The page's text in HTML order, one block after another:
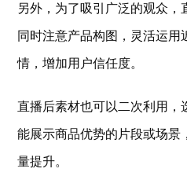
另外，为了吸引广泛的观众，
同时注意产品构图，灵活运用
情，增加用户信任度。
直播后素材也可以二次利用，
能展示商品优势的片段或场景
量提升。